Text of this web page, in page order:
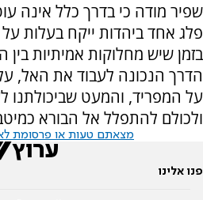
שפיר מודה כי בדרך כלל אינה
פלג אחד ביהדות ייקח בעלות
בזמן שיש מחלוקות אמיתיות בין
הדרך הנכונה לעבוד את האל,
על המפריד, והמעט שביכולתנו
ולכולם להתפלל אל הבורא
מצאתם טעות או פרסומת לא
פנו אלינו